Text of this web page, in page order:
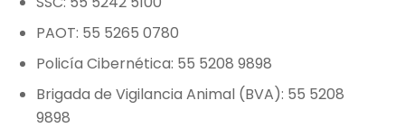
PAOT: 55 5265 0780
Policía Cibernética: 55 5208 9898
Brigada de Vigilancia Animal (BVA): 55 5208
9898